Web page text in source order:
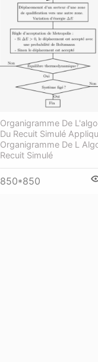
Organigramme De
Du Recuit Simulé
Organigramme De L
Recuit Simulé
850*850